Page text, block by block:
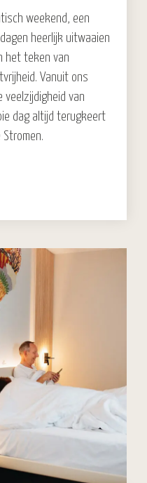
weekend, een
heerlijk uitwaaien
het teken van
Vanuit ons
van
dag altijd terugkeert